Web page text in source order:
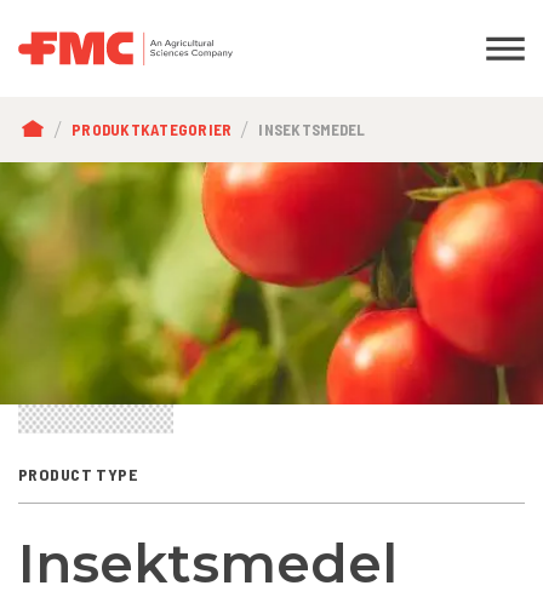
LÄNKSTIG
PRODUKTKATEGORIER INSEKTSMEDEL
PRODUCT TYPE
Insektsmedel